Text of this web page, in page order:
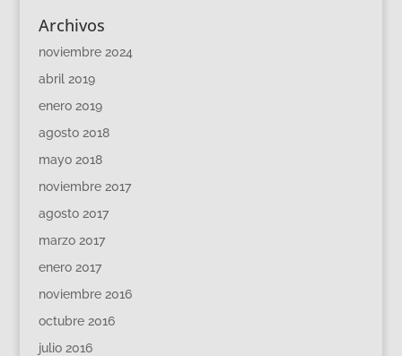
Archivos
noviembre 2024
abril 2019
enero 2019
agosto 2018
mayo 2018
noviembre 2017
agosto 2017
marzo 2017
enero 2017
noviembre 2016
octubre 2016
julio 2016